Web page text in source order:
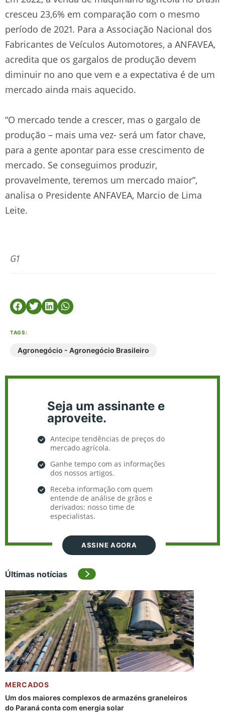
cresceu 23,6% em comparação com o mesmo
período de 2021. Para a Associação Nacional dos
Fabricantes de Veículos Automotores, a ANFAVEA,
acredita que os gargalos de produção devem
diminuir no ano que vem e a expectativa é de um
mercado ainda mais aquecido.
“O mercado tende a crescer, mas o gargalo de
produção – mais uma vez- será um fator chave,
para a gente apontar para esse crescimento de
mercado. Se conseguimos produzir,
provavelmente, teremos um mercado maior”,
analisa o Presidente ANFAVEA, Marcio de Lima
Leite.
G1
TAGS:
Agronegócio - Agronegócio Brasileiro
Seja um assinante e
aproveite.
Antecipe tendências de preços do
mercado agrícola.
Ganhe tempo com as informações
dos nossos artigos.
Receba informação com quem
entende de análise de grãos e
derivados: nosso time de
especialistas.
ASSINE AGORA
Últimas notícias
MERCADOS
Um dos maiores complexos de armazéns graneleiros
do Paraná conta com energia solar